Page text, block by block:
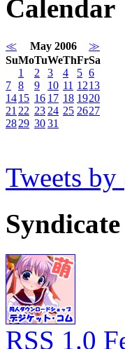
Calendar
≪ May 2006
≫
SuMoTuWeThFrSa
1
2 3 4 5 6
7 8 9 10 11 1213
1415 16 17 18 1920
21 22 23 24 25 2627
2829 3031
Tweets by
RSS 1.0